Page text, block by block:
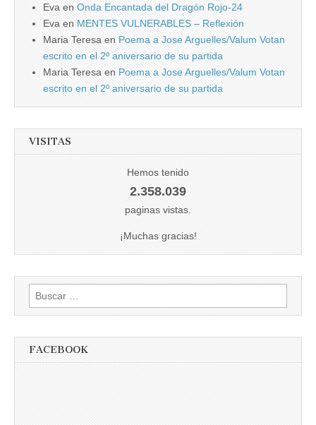
Eva en Onda Encantada del Dragón Rojo-24
Eva en MENTES VULNERABLES – Reflexión
Maria Teresa en Poema a Jose Arguelles/Valum Votan
escrito en el 2º aniversario de su partida
Maria Teresa en Poema a Jose Arguelles/Valum Votan
escrito en el 2º aniversario de su partida
VISITAS
Hemos tenido
2.358.039
paginas vistas.
¡Muchas gracias!
Buscar:
FACEBOOK